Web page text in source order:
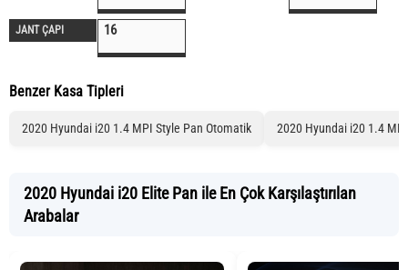
JANT ÇAPI 16
Benzer Kasa Tipleri
2020 Hyundai i20 1.4 MPI Style Pan Otomatik 2020 Hyundai i20 1.4
2020 Hyundai i20 Elite Pan ile En Çok Karşılaştırılan
Arabalar